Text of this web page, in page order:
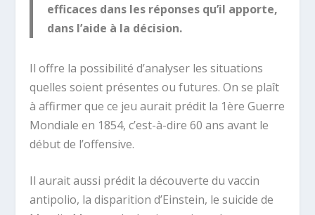
efficaces dans les réponses qu’il apporte,
dans l’aide à la décision.
Il offre la possibilité d’analyser les situations
quelles soient présentes ou futures. On se plaît
à affirmer que ce jeu aurait prédit la 1ère Guerre
Mondiale en 1854, c’est-à-dire 60 ans avant le
début de l’offensive.
Il aurait aussi prédit la découverte du vaccin
antipolio, la disparition d’Einstein, le suicide de